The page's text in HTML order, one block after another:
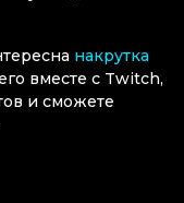
накрутка
вместе с Twitch,
и сможете